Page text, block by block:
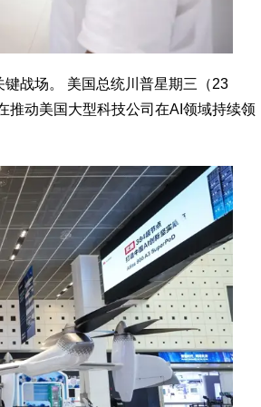
战场。 美国总统川普星期三（23
推动美国大型科技公司在AI领域持续领